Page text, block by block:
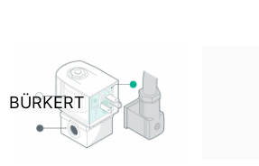
BÜRKERT